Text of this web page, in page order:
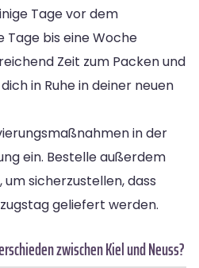
Tage vor dem
Tage bis eine Woche
Zeit zum Packen und
in Ruhe in deiner neuen
in der
ein. Bestelle außerdem
sicherzustellen, dass
geliefert werden.
zwischen Kiel und Neuss?